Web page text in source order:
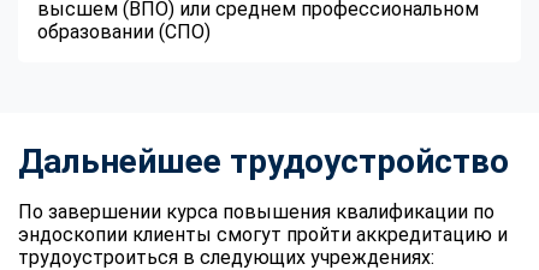
высшем (ВПО) или среднем профессиональном
образовании (СПО)
Дальнейшее трудоустройство
По завершении курса повышения квалификации по
эндоскопии клиенты смогут пройти аккредитацию и
трудоустроиться в следующих учреждениях: